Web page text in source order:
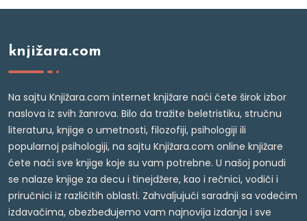
knjižara.com
Na sajtu Knjižara.com internet knjižare naći ćete širok izbor
naslova iz svih žanrova. Bilo da tražite beletristiku, stručnu
literaturu, knjige o umetnosti, filozofiji, psihologiji ili
popularnoj psihologiji, na sajtu Knjižara.com online knjižare
ćete naći sve knjige koje su vam potrebne. U našoj ponudi
se nalaze knjige za decu i tinejdžere, kao i rečnici, vodiči i
priručnici iz različitih oblasti. Zahvaljujući saradnji sa vodećim
izdavačima, obezbeđujemo vam najnovija izdanja i sve